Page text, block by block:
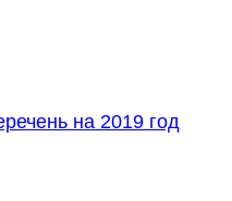
на 2019 год